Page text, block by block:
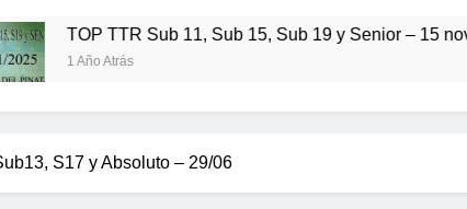
TOP
TTR Sub 11, Sub 15, Sub 19 y Senior – 15 noviembre
Atrás
S17 y Absoluto – 29/06